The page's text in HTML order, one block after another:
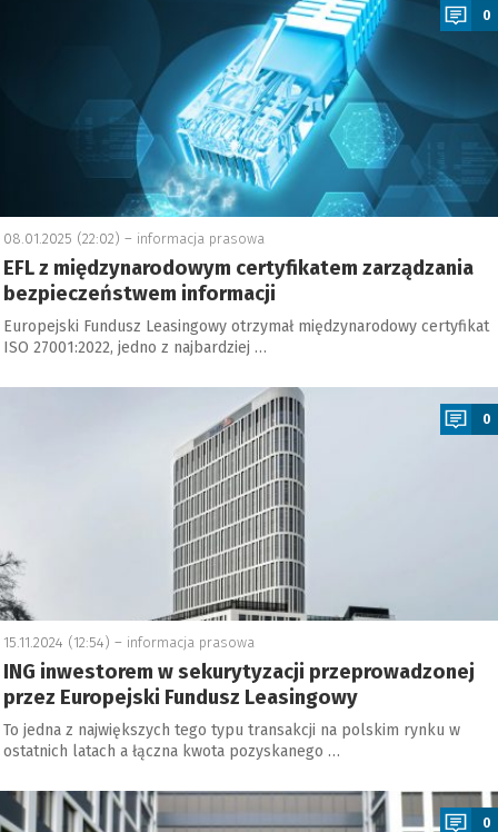
0
08.01.2025 (22:02) – informacja prasowa
EFL z międzynarodowym certyfikatem zarządzania
bezpieczeństwem informacji
Europejski Fundusz Leasingowy otrzymał międzynarodowy certyfikat
ISO 27001:2022, jedno z najbardziej …
0
15.11.2024 (12:54) – informacja prasowa
ING inwestorem w sekurytyzacji przeprowadzonej
przez Europejski Fundusz Leasingowy
To jedna z największych tego typu transakcji na polskim rynku w
ostatnich latach a łączna kwota pozyskanego …
0